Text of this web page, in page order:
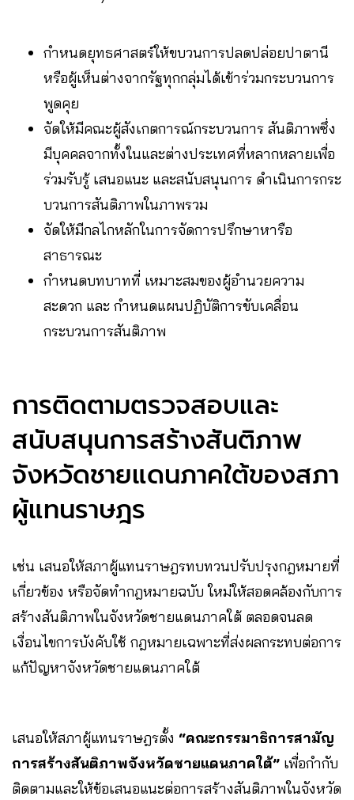
กำหนดยุทธศาสตร์ให้ขบวนการปลดปล่อยปาตานี
หรือผู้เห็นต่างจากรัฐทุกกลุ่มได้เข้าร่วมกระบวนการ
พูดคุย
จัดให้มีคณะผู้สังเกตการณ์กระบวนการ สันติภาพซึ่ง
มีบุคคลจากทั้งในและต่างประเทศที่หลากหลายเพื่อ
ร่วมรับรู้ เสนอแนะ และสนับสนุนการ ดำเนินการกระ
บวนการสันติภาพในภาพรวม
จัดให้มีกลไกหลักในการจัดการปรึกษาหารือ
สาธารณะ
กำหนดบทบาทที่ เหมาะสมของผู้อำนวยความ
สะดวก และ กำหนดแผนปฏิบัติการขับเคลื่อน
กระบวนการสันติภาพ
การติดตามตรวจสอบและ
สนับสนุนการสร้างสันติภาพ
จังหวัดชายแดนภาคใต้ของสภา
ผู้แทนราษฎร
เช่น เสนอให้สภาผู้แทนราษฎรทบทวนปรับปรุงกฎหมายที่
เกี่ยวข้อง หรือจัดทำกฎหมายฉบับ ใหม่ให้สอดคล้องกับการ
สร้างสันติภาพในจังหวัดชายแดนภาคใต้ ตลอดจนลด
เงื่อนไขการบังคับใช้ กฎหมายเฉพาะที่ส่งผลกระทบต่อการ
แก้ปัญหาจังหวัดชายแดนภาคใต้
เสนอให้สภาผู้แทนราษฎรตั้ง “คณะกรรมาธิการสามัญ
การสร้างสันติภาพจังหวัดชายแดนภาคใต้” เพื่อกำกับ
ติดตามและให้ข้อเสนอแนะต่อการสร้างสันติภาพในจังหวัด